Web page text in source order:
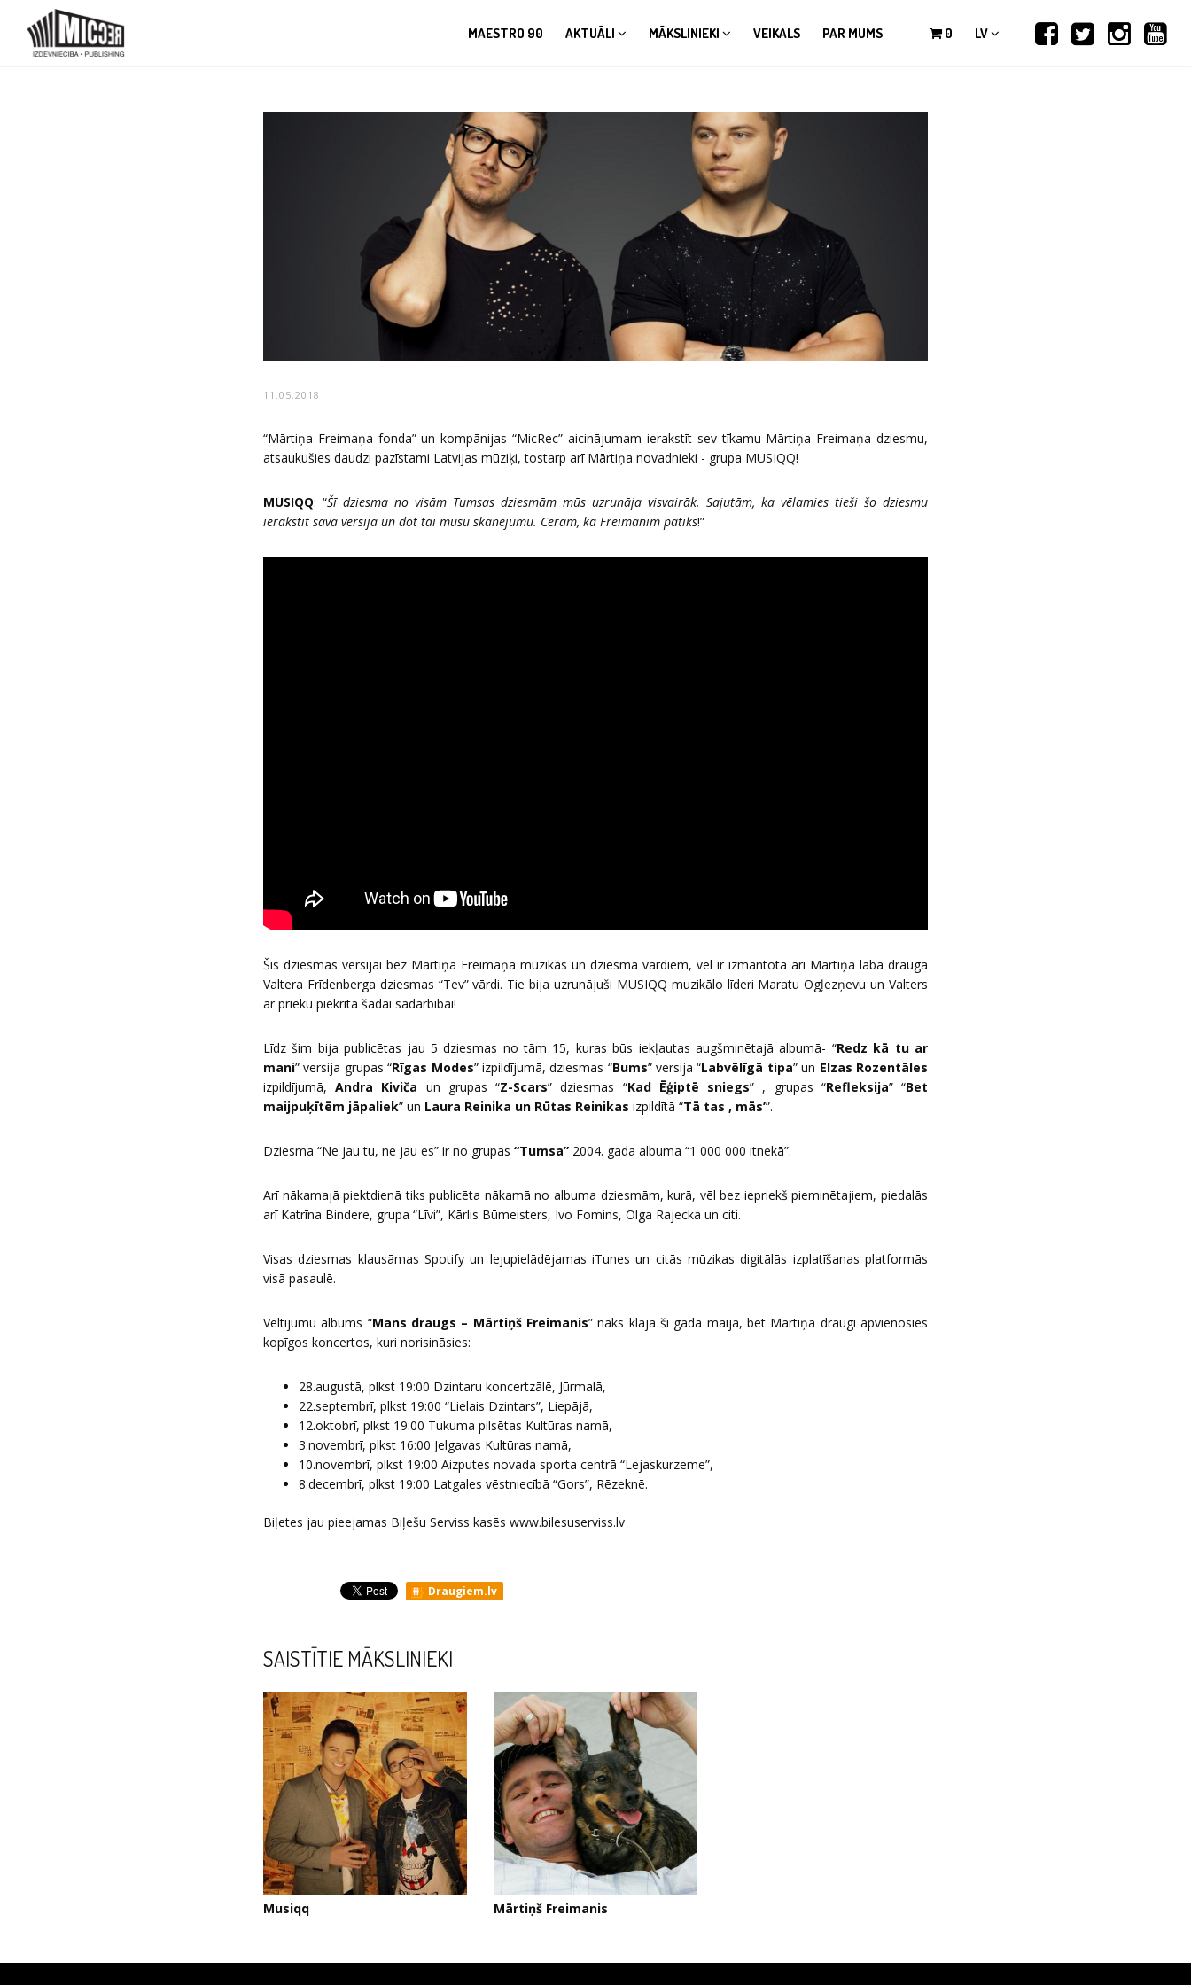
MAESTRO 90 AKTUĀLI MĀKSLINIEKI VEIKALS PAR MUMS 0 LV
11.05.2018
“Mārtiņa Freimaņa fonda” un kompānijas “MicRec” aicinājumam ierakstīt sev tīkamu Mārtiņa Freimaņa dziesmu,
atsaukušies daudzi pazīstami Latvijas mūziķi, tostarp arī Mārtiņa novadnieki - grupa MUSIQQ!
MUSIQQ: “Šī dziesma no visām Tumsas dziesmām mūs uzrunāja visvairāk. Sajutām, ka vēlamies tieši šo dziesmu
ierakstīt savā versijā un dot tai mūsu skanējumu. Ceram, ka Freimanim patiks!”
Šīs dziesmas versijai bez Mārtiņa Freimaņa mūzikas un dziesmā vārdiem, vēl ir izmantota arī Mārtiņa laba drauga
Valtera Frīdenberga dziesmas “Tev” vārdi. Tie bija uzrunājuši MUSIQQ muzikālo līderi Maratu Ogļezņevu un Valters
ar prieku piekrita šādai sadarbībai!
Līdz šim bija publicētas jau 5 dziesmas no tām 15, kuras būs iekļautas augšminētajā albumā- “Redz kā tu ar
mani” versija grupas “Rīgas Modes” izpildījumā, dziesmas “Bums” versija “Labvēlīgā tipa” un Elzas Rozentāles
izpildījumā,Andra Kiviča un grupas “Z-Scars” dziesmas “Kad Ēģiptē sniegs” , grupas “Refleksija” “Bet
maijpuķītēm jāpaliek” un Laura Reinika un Rūtas Reinikas izpildītā “Tā tas , mās’”.
Dziesma “Ne jau tu, ne jau es” ir no grupas “Tumsa” 2004. gada albuma “1 000 000 itnekā”.
Arī nākamajā piektdienā tiks publicēta nākamā no albuma dziesmām, kurā, vēl bez iepriekš pieminētajiem, piedalās
arī Katrīna Bindere, grupa “Līvi”, Kārlis Būmeisters, Ivo Fomins, Olga Rajecka un citi.
Visas dziesmas klausāmas Spotify un lejupielādējamas iTunes un citās mūzikas digitālās izplatīšanas platformās
visā pasaulē.
Veltījumu albums “Mans draugs – Mārtiņš Freimanis” nāks klajā šī gada maijā, bet Mārtiņa draugi apvienosies
kopīgos koncertos, kuri norisināsies:
28.augustā, plkst 19:00 Dzintaru koncertzālē, Jūrmalā,
22.septembrī, plkst 19:00 “Lielais Dzintars”, Liepājā,
12.oktobrī, plkst 19:00 Tukuma pilsētas Kultūras namā,
3.novembrī, plkst 16:00 Jelgavas Kultūras namā,
10.novembrī, plkst 19:00 Aizputes novada sporta centrā “Lejaskurzeme”,
8.decembrī, plkst 19:00 Latgales vēstniecībā “Gors”, Rēzeknē.
Biļetes jau pieejamas Biļešu Serviss kasēs www.bilesuserviss.lv
Draugiem.lv
SAISTĪTIE MĀKSLINIEKI
Musiqq Mārtiņš Freimanis